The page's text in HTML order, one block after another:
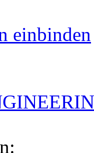
einbinden